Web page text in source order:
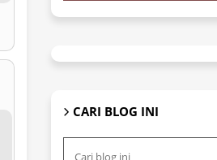
CARI BLOG INI